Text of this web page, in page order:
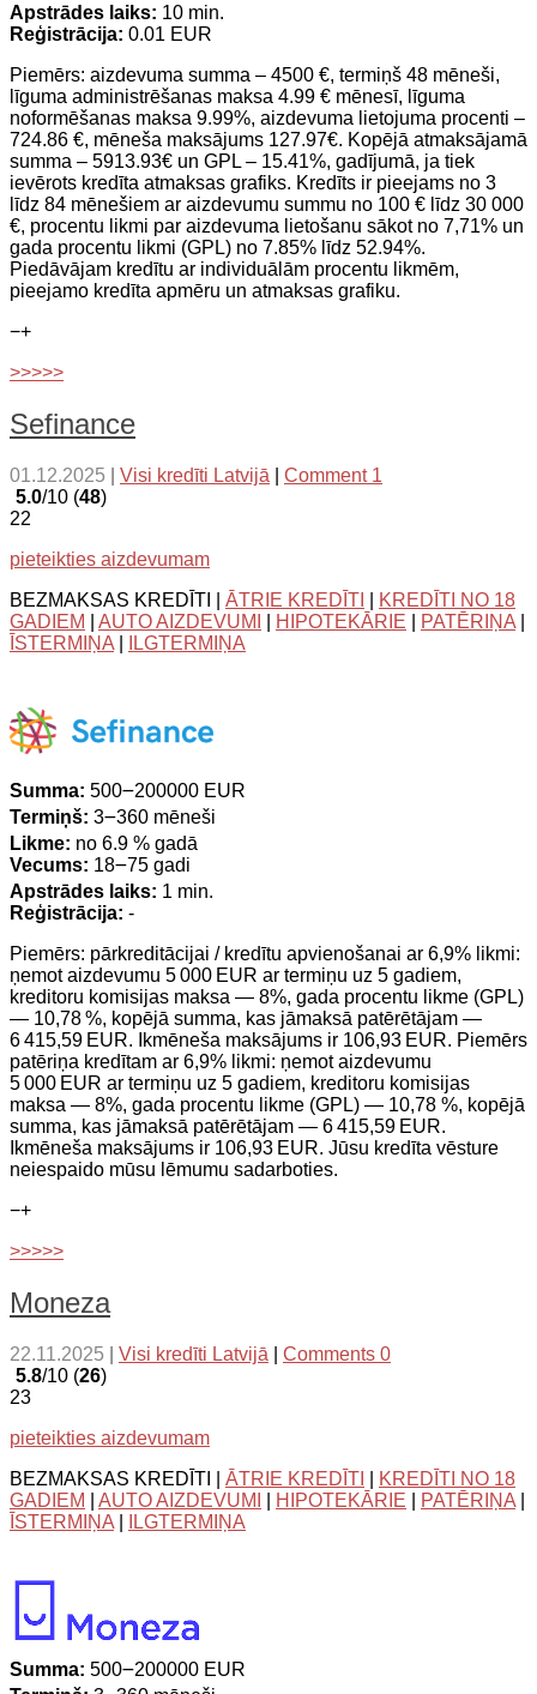
Apstrādes laiks: 10 min.
Reģistrācija: 0.01 EUR
Piemērs: aizdevuma summa – 4500 €, termiņš 48 mēneši,
līguma administrēšanas maksa 4.99 € mēnesī, līguma
noformēšanas maksa 9.99%, aizdevuma lietojuma procenti –
724.86 €, mēneša maksājums 127.97€. Kopējā atmaksājamā
summa – 5913.93€ un GPL – 15.41%, gadījumā, ja tiek
ievērots kredīta atmaksas grafiks. Kredīts ir pieejams no 3
līdz 84 mēnešiem ar aizdevumu summu no 100 € līdz 30 000
€, procentu likmi par aizdevuma lietošanu sākot no 7,71% un
gada procentu likmi (GPL) no 7.85% līdz 52.94%.
Piedāvājam kredītu ar individuālām procentu likmēm,
pieejamo kredīta apmēru un atmaksas grafiku.
−+
>>>>>
Sefinance
01.12.2025 Visi kredīti Latvijā
Comment 1
5.0/10 (48)
22
pieteikties aizdevumam
BEZMAKSAS KREDĪTI | ĀTRIE KREDĪTI
KREDĪTI NO 18
GADIEM
AUTO AIZDEVUMI HIPOTEKĀRIE PATĒRIŅA
ĪSTERMIŅA
ILGTERMIŅA
Summa: 500౼200000 EUR
Termiņš: 3౼360 mēneši
Likme: no 6.9 % gadā
Vecums: 18౼75 gadi
Apstrādes laiks: 1 min.
Reģistrācija: -
Piemērs: pārkreditācijai / kredītu apvienošanai ar 6,9% likmi:
ņemot aizdevumu 5 000 EUR ar termiņu uz 5 gadiem,
kreditoru komisijas maksa — 8%, gada procentu likme (GPL)
— 10,78 %, kopējā summa, kas jāmaksā patērētājam —
6 415,59 EUR. Ikmēneša maksājums ir 106,93 EUR. Piemērs
patēriņa kredītam ar 6,9% likmi: ņemot aizdevumu
5 000 EUR ar termiņu uz 5 gadiem, kreditoru komisijas
maksa — 8%, gada procentu likme (GPL) — 10,78 %, kopējā
summa, kas jāmaksā patērētājam — 6 415,59 EUR.
Ikmēneša maksājums ir 106,93 EUR. Jūsu kredīta vēsture
neiespaido mūsu lēmumu sadarboties.
−+
>>>>>
Moneza
22.11.2025 Visi kredīti Latvijā
Comments 0
5.8/10 (26)
23
pieteikties aizdevumam
BEZMAKSAS KREDĪTI | ĀTRIE KREDĪTI
KREDĪTI NO 18
GADIEM
AUTO AIZDEVUMI HIPOTEKĀRIE PATĒRIŅA
ĪSTERMIŅA
ILGTERMIŅA
Summa: 500౼200000 EUR